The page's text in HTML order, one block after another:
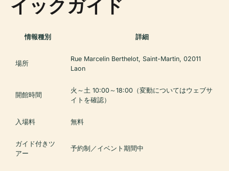
イックガイド
情報種別 詳細
場所
Rue Marcelin Berthelot, Saint-Martin, 02011
Laon
開館時間
火～土 10:00～18:00（変動についてはウェブサ
イトを確認）
入場料 無料
ガイド付きツ
アー
予約制／イベント期間中